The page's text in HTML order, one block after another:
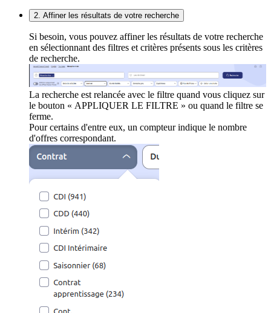
2. Affiner les résultats de votre recherche
Si besoin, vous pouvez affiner les résultats de votre recherche
en sélectionnant des filtres et critères présents sous les critères
de recherche.
La recherche est relancée avec le filtre quand vous cliquez sur
le bouton « APPLIQUER LE FILTRE » ou quand le filtre se
ferme.
Pour certains d'entre eux, un compteur indique le nombre
d'offres correspondant.